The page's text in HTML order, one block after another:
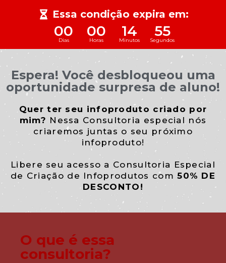
Essa condição expira em:
00
Dias
00
Horas
14
Minutos
55
Segundos
Espera! Você desbloqueou uma
oportunidade surpresa de aluno!
Quer ter seu infoproduto criado por
mim? Nessa Consultoria especial nós
criaremos juntas o seu próximo
infoproduto!
Libere seu acesso a Consultoria Especial
de Criação de Infoprodutos com50% DE
DESCONTO!
O que é essa
consultoria?